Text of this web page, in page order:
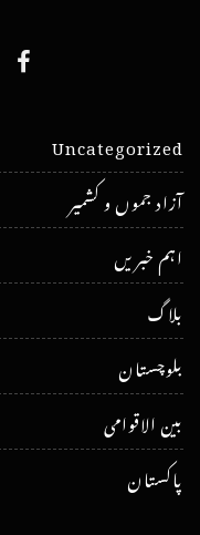
Uncategorized
آزاد جموں و کشمیر
اہم خبریں
بلاگ
بلوچستان
بین الاقوامی
پاکستان